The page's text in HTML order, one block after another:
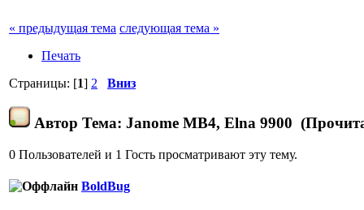
« предыдущая тема следующая тема »
Печать
Страницы: [1] 2 Вниз
Автор Тема: Janome МВ4, Elna 9900
0 Пользователей и 1 Гость просматривают эту тему.
BoldBug